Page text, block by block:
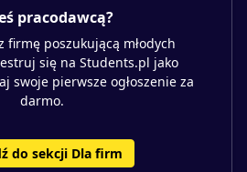
pracodawcą?
firmę poszukującą młodych
się na Students.pl jako
swoje pierwsze ogłoszenie za
darmo.
do sekcji Dla firm